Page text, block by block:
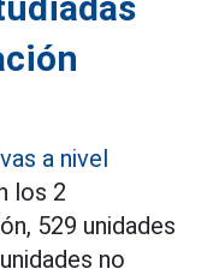
a nivel
los 2
529 unidades
no